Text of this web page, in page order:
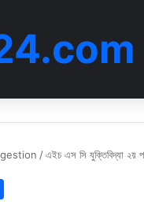
/এইচ এস সি যুক্তিবিদ্যা ২য়